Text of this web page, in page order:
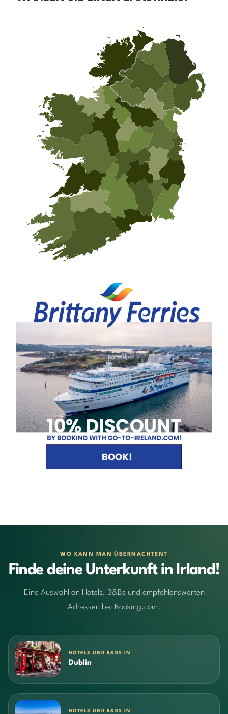
WO KANN MAN ÜBERNACHTEN?
Finde deine Unterkunft in Irland!
Eine Auswahl an Hotels, B&Bs und empfehlenswerten
Adressen bei Booking.com.
HOTELS UND B&BS IN
Dublin
HOTELS UND B&BS IN